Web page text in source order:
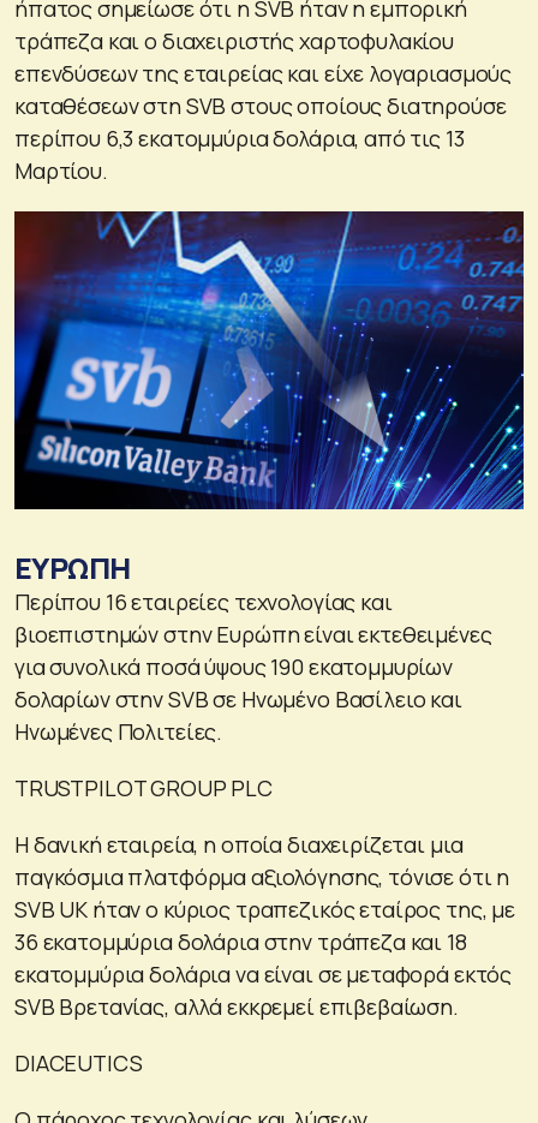
ήπατος σημείωσε ότι η SVB ήταν η εμπορική
τράπεζα και ο διαχειριστής χαρτοφυλακίου
επενδύσεων της εταιρείας και είχε λογαριασμούς
καταθέσεων στη SVB στους οποίους διατηρούσε
περίπου 6,3 εκατομμύρια δολάρια, από τις 13
Μαρτίου.
ΕΥΡΩΠΗ
Περίπου 16 εταιρείες τεχνολογίας και
βιοεπιστημών στην Ευρώπη είναι εκτεθειμένες
για συνολικά ποσά ύψους 190 εκατομμυρίων
δολαρίων στην SVB σε Ηνωμένο Βασίλειο και
Ηνωμένες Πολιτείες.
TRUSTPILOT GROUP PLC
Η δανική εταιρεία, η οποία διαχειρίζεται μια
παγκόσμια πλατφόρμα αξιολόγησης, τόνισε ότι η
SVB UK ήταν ο κύριος τραπεζικός εταίρος της, με
36 εκατομμύρια δολάρια στην τράπεζα και 18
εκατομμύρια δολάρια να είναι σε μεταφορά εκτός
SVB Βρετανίας, αλλά εκκρεμεί επιβεβαίωση.
DIACEUTICS